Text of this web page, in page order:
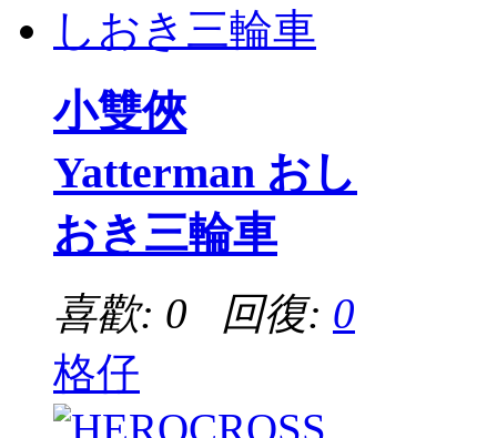
小雙俠
Yatterman おし
おき三輪車
喜歡: 0 回復: 0
格仔